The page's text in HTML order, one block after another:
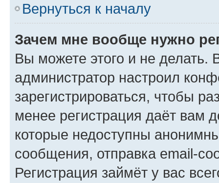
Вернуться к началу
Зачем мне вообще нужно
Вы можете этого и не делать.
администратор настроил
зарегистрироваться, чтобы
менее регистрация даёт вам
которые недоступны
сообщения, отправка email-
Регистрация займёт у вас